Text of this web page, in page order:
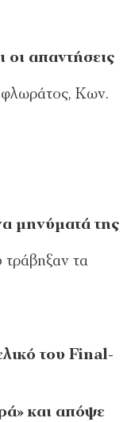
οι απαντήσεις
Κων.
µηνύµατά της
τράβηξαν τα
του Final-
και απόψε